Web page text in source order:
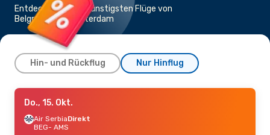
Entdecken Sie die günstigsten Flüge von
Belgrad nach Amsterdam
Hin- und Rückflug Nur Hinflug
Do., 15. Okt.
Lufthansa1 Zwischenstopp
BEG- AMS
Do., 15. Okt.
Air SerbiaDirekt
BEG- AMS